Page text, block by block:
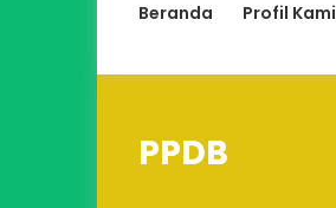
Beranda Profil Kami
PPDB